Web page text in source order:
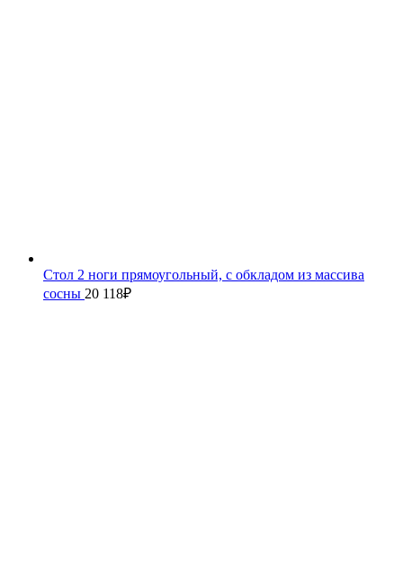
Стол 2 ноги прямоугольный, с обкладом из массива
сосны 20 118₽